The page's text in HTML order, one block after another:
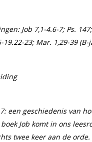
Job 7,1-4.6-7; Ps.
19.22-23; Mar. 1,29-39 (B-
7: een geschiedenis van
Job komt in ons
twee keer aan de orde.